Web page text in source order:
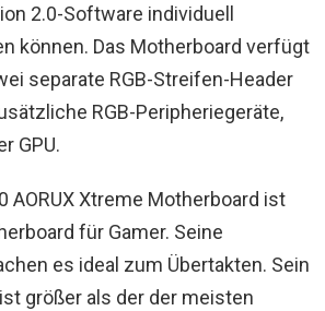
2.0-Software individuell
können. Das Motherboard verfügt
separate RGB-Streifen-Header
RGB-Peripheriegeräte,
GPU.
AORUX Xtreme Motherboard ist
für Gamer. Seine
es ideal zum Übertakten. Sein
größer als der der meisten